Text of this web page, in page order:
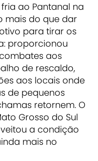
ao Pantanal na
mais do que dar
para tirar os
proporcionou
aos
de rescaldo,
aos locais onde
de pequenos
retornem. O
Grosso do Sul
a condição
mais no